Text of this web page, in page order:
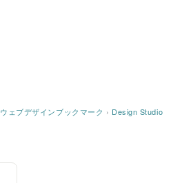
ウェブデザインブックマーク › Design Studio